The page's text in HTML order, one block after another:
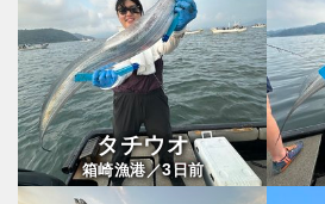
タチウオ
箱崎漁港／3日前